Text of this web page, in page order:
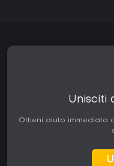
Unisciti
Ottieni aiuto immediato